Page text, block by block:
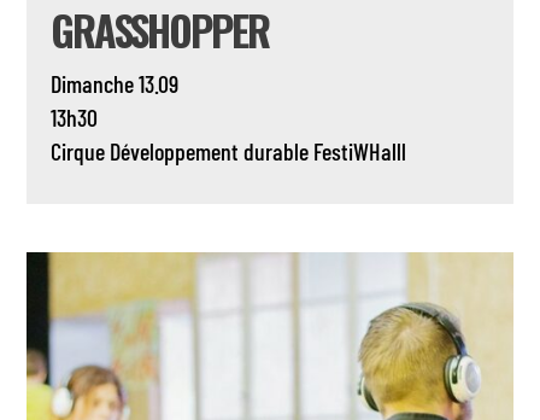
GRASSHOPPER
Dimanche 13.09
13h30
Cirque Développement durable FestiWHalll